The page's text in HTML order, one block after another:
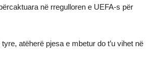
në rregulloren e UEFA-s për
atëherë pjesa e mbetur do t’u vihet në